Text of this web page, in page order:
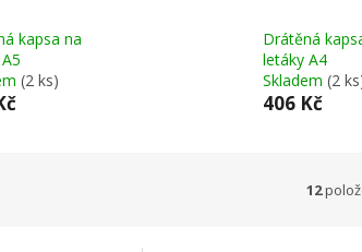
kapsa na
(2 ks)
Drátěná
letáky A4
Skladem (2
406 Kč
12